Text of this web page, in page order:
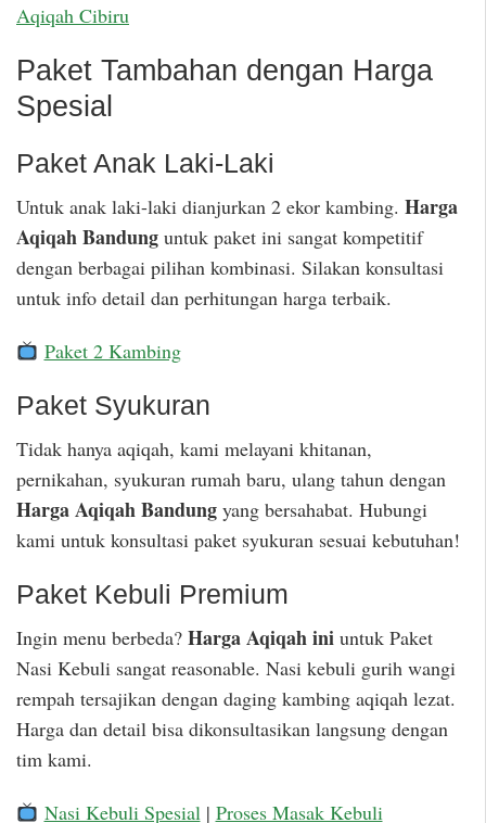
Aqiqah Cibiru
Paket Tambahan dengan Harga
Spesial
Paket Anak Laki-Laki
Untuk anak laki-laki dianjurkan 2 ekor kambing. Harga
Aqiqah Bandung untuk paket ini sangat kompetitif
dengan berbagai pilihan kombinasi. Silakan konsultasi
untuk info detail dan perhitungan harga terbaik.
Paket 2 Kambing
Paket Syukuran
Tidak hanya aqiqah, kami melayani khitanan,
pernikahan, syukuran rumah baru, ulang tahun dengan
Harga Aqiqah Bandung yang bersahabat. Hubungi
kami untuk konsultasi paket syukuran sesuai kebutuhan!
Paket Kebuli Premium
Ingin menu berbeda? Harga Aqiqah ini untuk Paket
Nasi Kebuli sangat reasonable. Nasi kebuli gurih wangi
rempah tersajikan dengan daging kambing aqiqah lezat.
Harga dan detail bisa dikonsultasikan langsung dengan
tim kami.
Nasi Kebuli Spesial| Proses Masak Kebuli